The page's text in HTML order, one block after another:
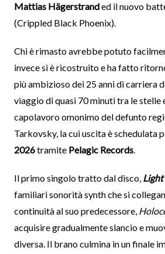
Mattias Hägerstranded il nuovo
(Crippled Black Phoenix).
Chi è rimasto avrebbe potuto
invece si è ricostruito e ha fatto
più ambizioso dei 25 anni di carriera
viaggio di quasi 70 minuti tra le stelle
capolavoro omonimo del defunto
Tarkovsky, la cui uscita è schedulata
2026tramitePelagic Records.
Il primo singolo tratto dal disco,
familiari sonorità synth che si
continuità al suo predecessore,
acquisire gradualmente slancio e
diversa. Il brano culmina in un finale